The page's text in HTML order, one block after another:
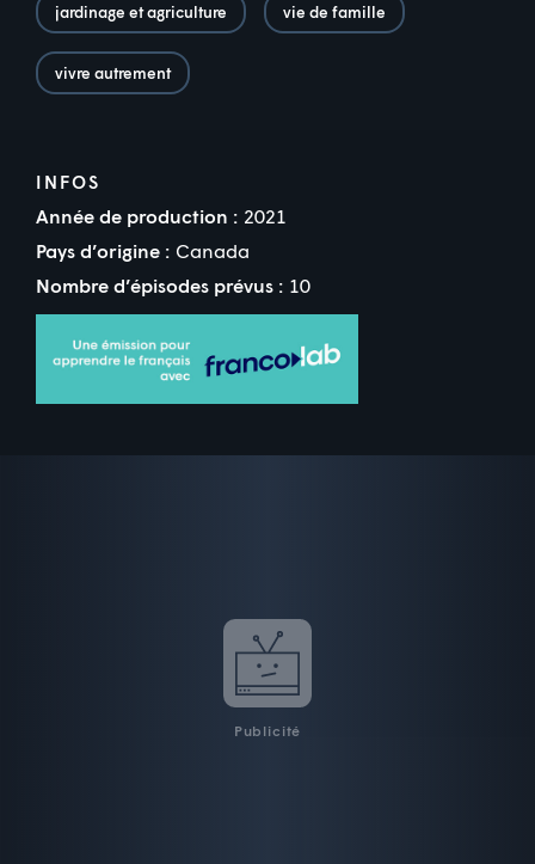
jardinage et agriculture vie de famille
vivre autrement
INFOS
Année de production : 2021
Pays d’origine : Canada
Nombre d’épisodes prévus : 10
Publicité